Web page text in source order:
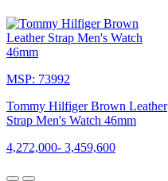
MSP: 73992
Tommy Hilfiger Brown Leather
Strap Men's Watch 46mm
4,272,000- 3,459,600